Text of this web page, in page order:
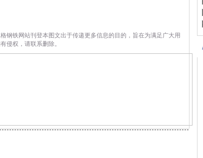
钢铁网站刊登本图文出于传递更多信息的目的，旨在为满足广大用
侵权，请联系删除。